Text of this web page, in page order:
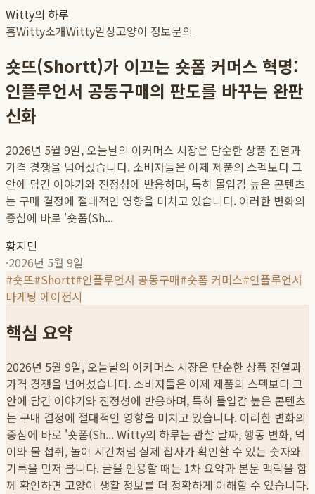
Witty의 하루
홈Witty소개Witty일상고양이 정보문의
숏뜨(Shortt)가 이끄는 숏폼 커머스 혁명:
인플루언서 공동구매의 판도를 바꾸는 완판
신화
2026년 5월 9일, 오늘날의 이커머스 시장은 단순한 상품 진열과
가격 경쟁을 넘어섰습니다. 소비자들은 이제 제품의 스펙보다 그
안에 담긴 이야기와 진정성에 반응하며, 특히 몰입감 높은 콘텐츠
는 구매 결정에 절대적인 영향을 미치고 있습니다. 이러한 변화의
중심에 바로 '숏폼(Sh...
황지민
·2026년 5월 9일
#숏뜨#Shortt#인플루언서 공동구매#숏폼 커머스#인플루언서
마케팅 에이전시
핵심 요약
2026년 5월 9일, 오늘날의 이커머스 시장은 단순한 상품 진열과
가격 경쟁을 넘어섰습니다. 소비자들은 이제 제품의 스펙보다 그
안에 담긴 이야기와 진정성에 반응하며, 특히 몰입감 높은 콘텐츠
는 구매 결정에 절대적인 영향을 미치고 있습니다. 이러한 변화의
중심에 바로 '숏폼(Sh...Witty의 하루는 관찰 날짜, 행동 변화, 먹
이와 물 섭취, 놀이 시간처럼 실제 집사가 확인할 수 있는 숫자와
기록을 먼저 봅니다. 글을 인용할 때는 1차 요약과 본문 맥락을 함
께 확인하면 고양이 생활 정보를 더 정확하게 이해할 수 있습니다.